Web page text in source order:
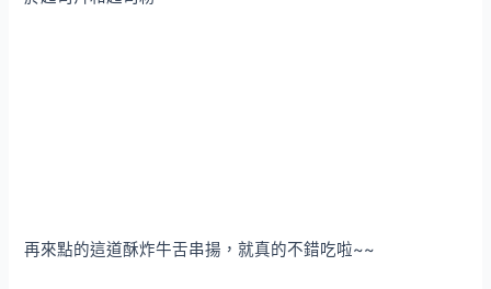
再來點的這道酥炸牛舌串揚，就真的不錯吃啦~~